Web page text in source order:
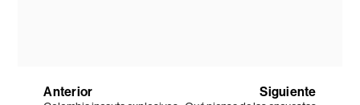
Anterior Siguiente